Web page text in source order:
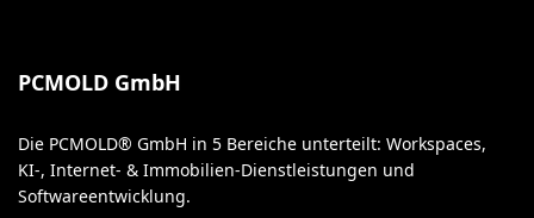
PCMOLD GmbH
Die PCMOLD® GmbH in 5 Bereiche unterteilt: Workspaces,
KI-, Internet- & Immobilien-Dienstleistungen und
Softwareentwicklung.